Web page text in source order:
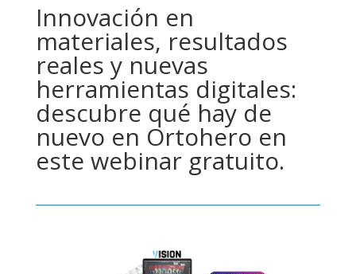
Innovación en
materiales, resultados
reales y nuevas
herramientas digitales:
descubre qué hay de
nuevo en Ortohero en
este webinar gratuito.